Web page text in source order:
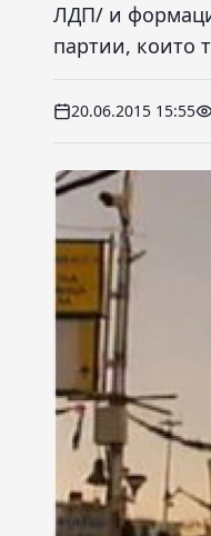
ЛДП/ и
партии, които
20.06.2015 15:55